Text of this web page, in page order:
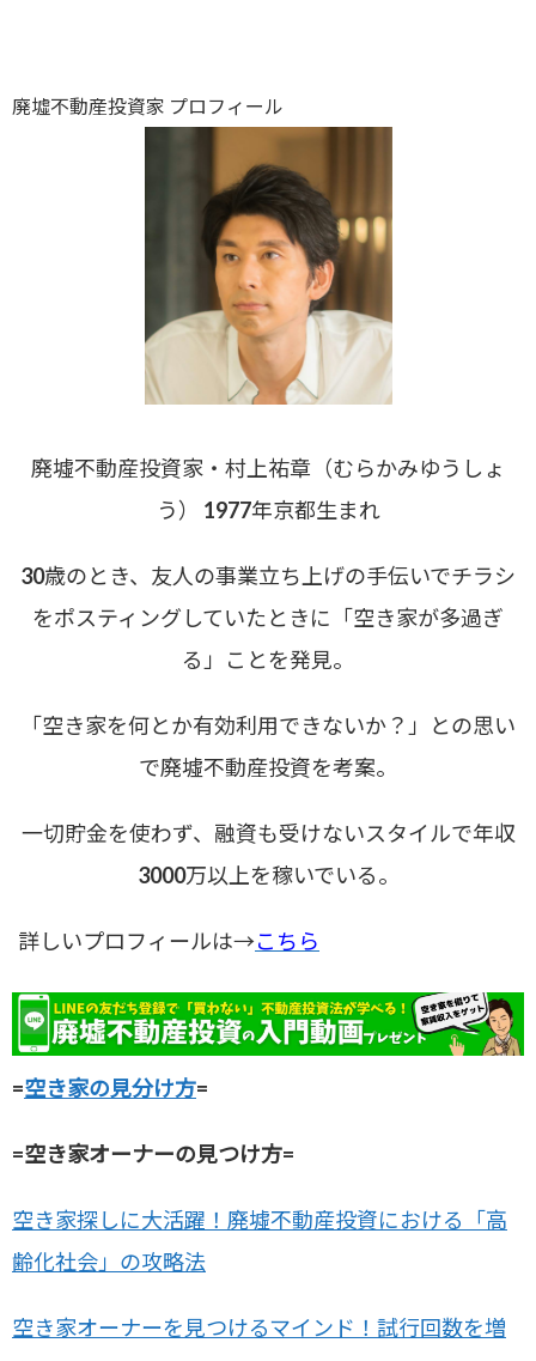
廃墟不動産投資家 プロフィール
廃墟不動産投資家・村上祐章（むらかみゆうしょ
う） 1977年京都生まれ
30歳のとき、友人の事業立ち上げの手伝いでチラシ
をポスティングしていたときに「空き家が多過ぎ
る」ことを発見。
「空き家を何とか有効利用できないか？」との思い
で廃墟不動産投資を考案。
一切貯金を使わず、融資も受けないスタイルで年収
3000万以上を稼いでいる。
詳しいプロフィールは→こちら
=空き家の見分け方=
=空き家オーナーの見つけ方=
空き家探しに大活躍！廃墟不動産投資における「高
齢化社会」の攻略法
空き家オーナーを見つけるマインド！試行回数を増